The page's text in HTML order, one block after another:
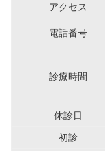
アクセス
電話番号
診療時間
休診日
初診